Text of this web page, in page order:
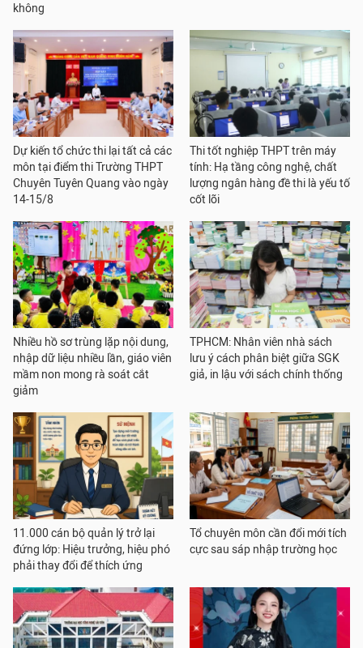
không
Dự kiến tổ chức thi lại tất cả các
môn tại điểm thi Trường THPT
Chuyên Tuyên Quang vào ngày
14-15/8
Thi tốt nghiệp THPT trên máy
tính: Hạ tầng công nghệ, chất
lượng ngân hàng đề thi là yếu tố
cốt lõi
Nhiều hồ sơ trùng lặp nội dung,
nhập dữ liệu nhiều lần, giáo viên
mầm non mong rà soát cắt
giảm
TPHCM: Nhân viên nhà sách
lưu ý cách phân biệt giữa SGK
giả, in lậu với sách chính thống
11.000 cán bộ quản lý trở lại
đứng lớp: Hiệu trưởng, hiệu phó
phải thay đổi để thích ứng
Tổ chuyên môn cần đổi mới tích
cực sau sáp nhập trường học